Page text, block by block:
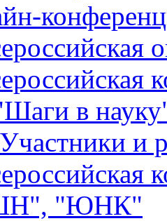
в
Участники и
"ЮНК"